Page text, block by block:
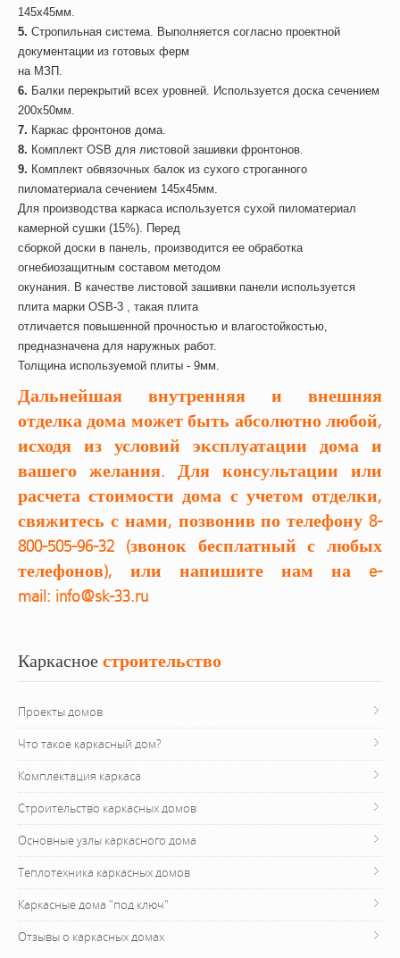
145х45мм.
5. Стропильная система. Выполняется согласно проектной
документации из готовых ферм
на МЗП.
6. Балки перекрытий всех уровней. Используется доска сечением
200х50мм.
7. Каркас фронтонов дома.
8. Комплект OSB для листовой зашивки фронтонов.
9. Комплект обвязочных балок из сухого строганного
пиломатериала сечением 145х45мм.
Для производства каркаса используется сухой пиломатериал
камерной сушки (15%). Перед
сборкой доски в панель, производится ее обработка
огнебиозащитным составом методом
окунания. В качестве листовой зашивки панели используется
плита марки OSB-3 , такая плита
отличается повышенной прочностью и влагостойкостью,
предназначена для наружных работ.
Толщина используемой плиты - 9мм.
Дальнейшая внутренняя и внешняя
отделка дома может быть абсолютно любой,
исходя из условий эксплуатации дома и
вашего желания. Для консультации или
расчета стоимости дома с учетом отделки,
свяжитесь с нами, позвонив по телефону 8-
800-505-96-32 (звонок бесплатный с любых
телефонов), или напишите нам на e-
mail: info@sk-33.ru
Каркасное строительство
Проекты домов
Что такое каркасный дом?
Комплектация каркаса
Строительство каркасных домов
Основные узлы каркасного дома
Теплотехника каркасных домов
Каркасные дома "под ключ"
Отзывы о каркасных домах